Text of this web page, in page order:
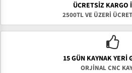
ÜCRETSIZ KARGO
2500TL VE ÜZERİ
15 GÜN KAYNAK YERI
ORJİNAL CNC